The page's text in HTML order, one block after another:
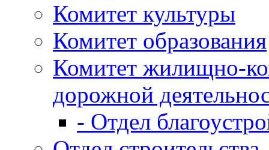
Комитет культуры
Комитет образования
Комитет жилищно-
дорожной
- Отдел